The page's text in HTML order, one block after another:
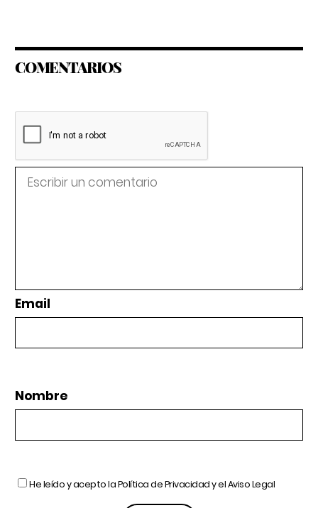
COMENTARIOS
Email
Nombre
He leído y acepto laPolítica de Privacidady elAviso Legal